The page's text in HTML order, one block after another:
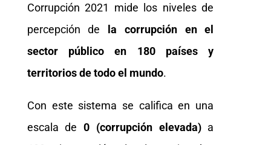
Corrupción 2021 mide los niveles de
percepción de la corrupción en el
sector público en 180 países y
territorios de todo el mundo.
Con este sistema se califica en una
escala de0 (corrupción elevada)a